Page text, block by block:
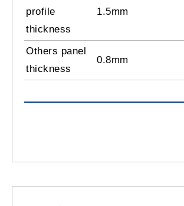
profile
thickness
1.5mm
Others panel
thickness
0.8mm